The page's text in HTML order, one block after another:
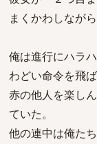
まくかわしなが
俺は進行にハラ
わどい命令を飛
赤の他人を楽し
ていた。
他の連中は俺た